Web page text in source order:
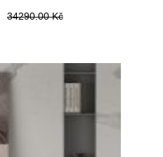
34290.00 Kč